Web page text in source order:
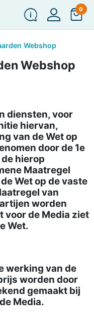
0
Webshop
Webshop
diensten, voor
hiervan,
van de Wet op
door de 1e
hierop
Maatregel
Wet op de vaste
van
worden
voor de Media ziet
Wet.
werking van de
worden door
gemaakt bij
Media.